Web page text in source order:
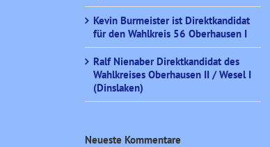
Kevin Burmeister ist Direktkandidat
für den Wahlkreis 56 Oberhausen I
Ralf Nienaber Direktkandidat des
Wahlkreises Oberhausen II / Wesel I
(Dinslaken)
Neueste Kommentare